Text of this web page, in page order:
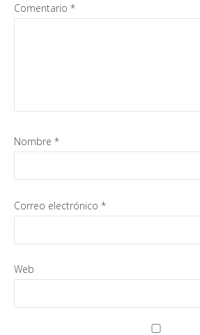
Comentario *
Nombre *
Correo electrónico *
Web